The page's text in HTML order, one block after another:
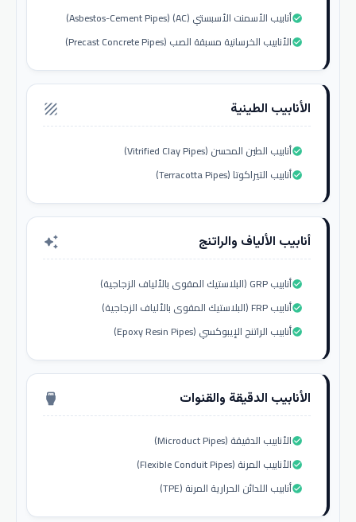
أنابيب الأسمنت الأسبستي (AC) (Asbestos-Cement Pipes)check_circle
الأنابيب الخرسانية مسبقة الصب (Precast Concrete Pipes)check_circle
الأنابيب الطينية texture
أنابيب الطين المحسن (Vitrified Clay Pipes)check_circle
أنابيب التيراكوتا (Terracotta Pipes)check_circle
أنابيب الألياف والراتنج auto_awesome
أنابيب GRP (البلاستيك المقوى بالألياف الزجاجية)check_circle
أنابيب FRP (البلاستيك المقوى بالألياف الزجاجية)check_circle
أنابيب الراتنج الإيبوكسي (Epoxy Resin Pipes)check_circle
الأنابيب الدقيقة والقنوات settings_input_hdmi
الأنابيب الدقيقة (Microduct Pipes)check_circle
الأنابيب المرنة (Flexible Conduit Pipes)check_circle
أنابيب اللدائن الحرارية المرنة (TPE)check_circle